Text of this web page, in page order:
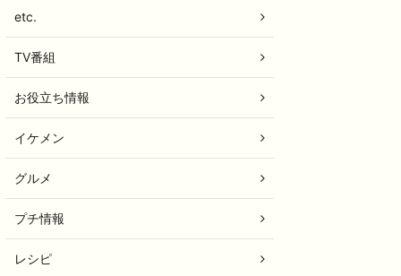
etc.
TV番組
お役立ち情報
イケメン
グルメ
プチ情報
レシピ